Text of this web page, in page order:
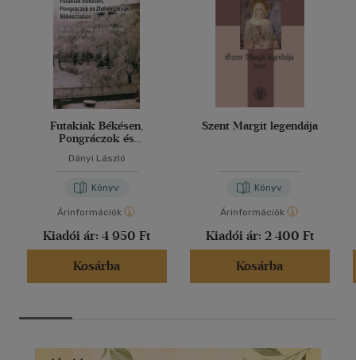
Futakiak Békésen,
Pongráczok és
Békéscsabán
Dányi László
Könyv
Árinformációk
Kiadói ár: 4 950 Ft
Kosárba
Szent Margit legendája
Könyv
Árinformációk
Kiadói ár: 2 400 Ft
Kosárba